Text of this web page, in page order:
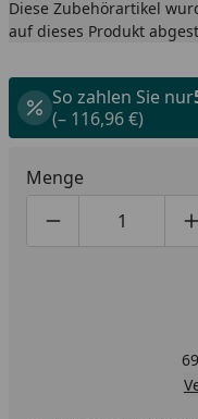
Diese Zubehörartikel
auf dieses Produkt
So zahlen Sie nur
(– 116,96 €)
Menge
Produktmenge